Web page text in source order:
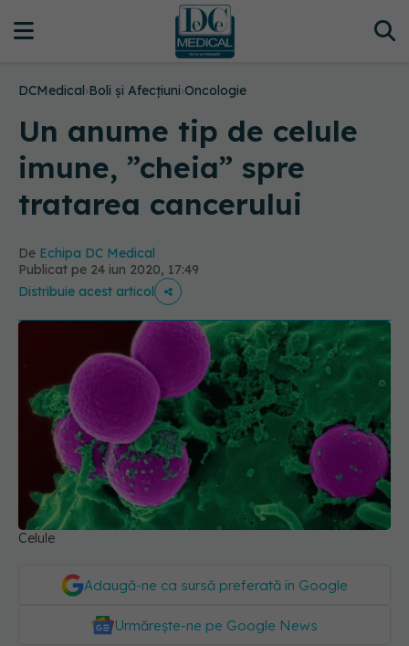
DCMedical›Boli și Afecțiuni›Oncologie
Un anume tip de celule
imune, ”cheia” spre
tratarea cancerului
De Echipa DC Medical
Publicat pe 24 iun 2020, 17:49
Distribuie acest articol
Celule
Adaugă-ne ca sursă preferată în Google
Urmărește-ne pe Google News